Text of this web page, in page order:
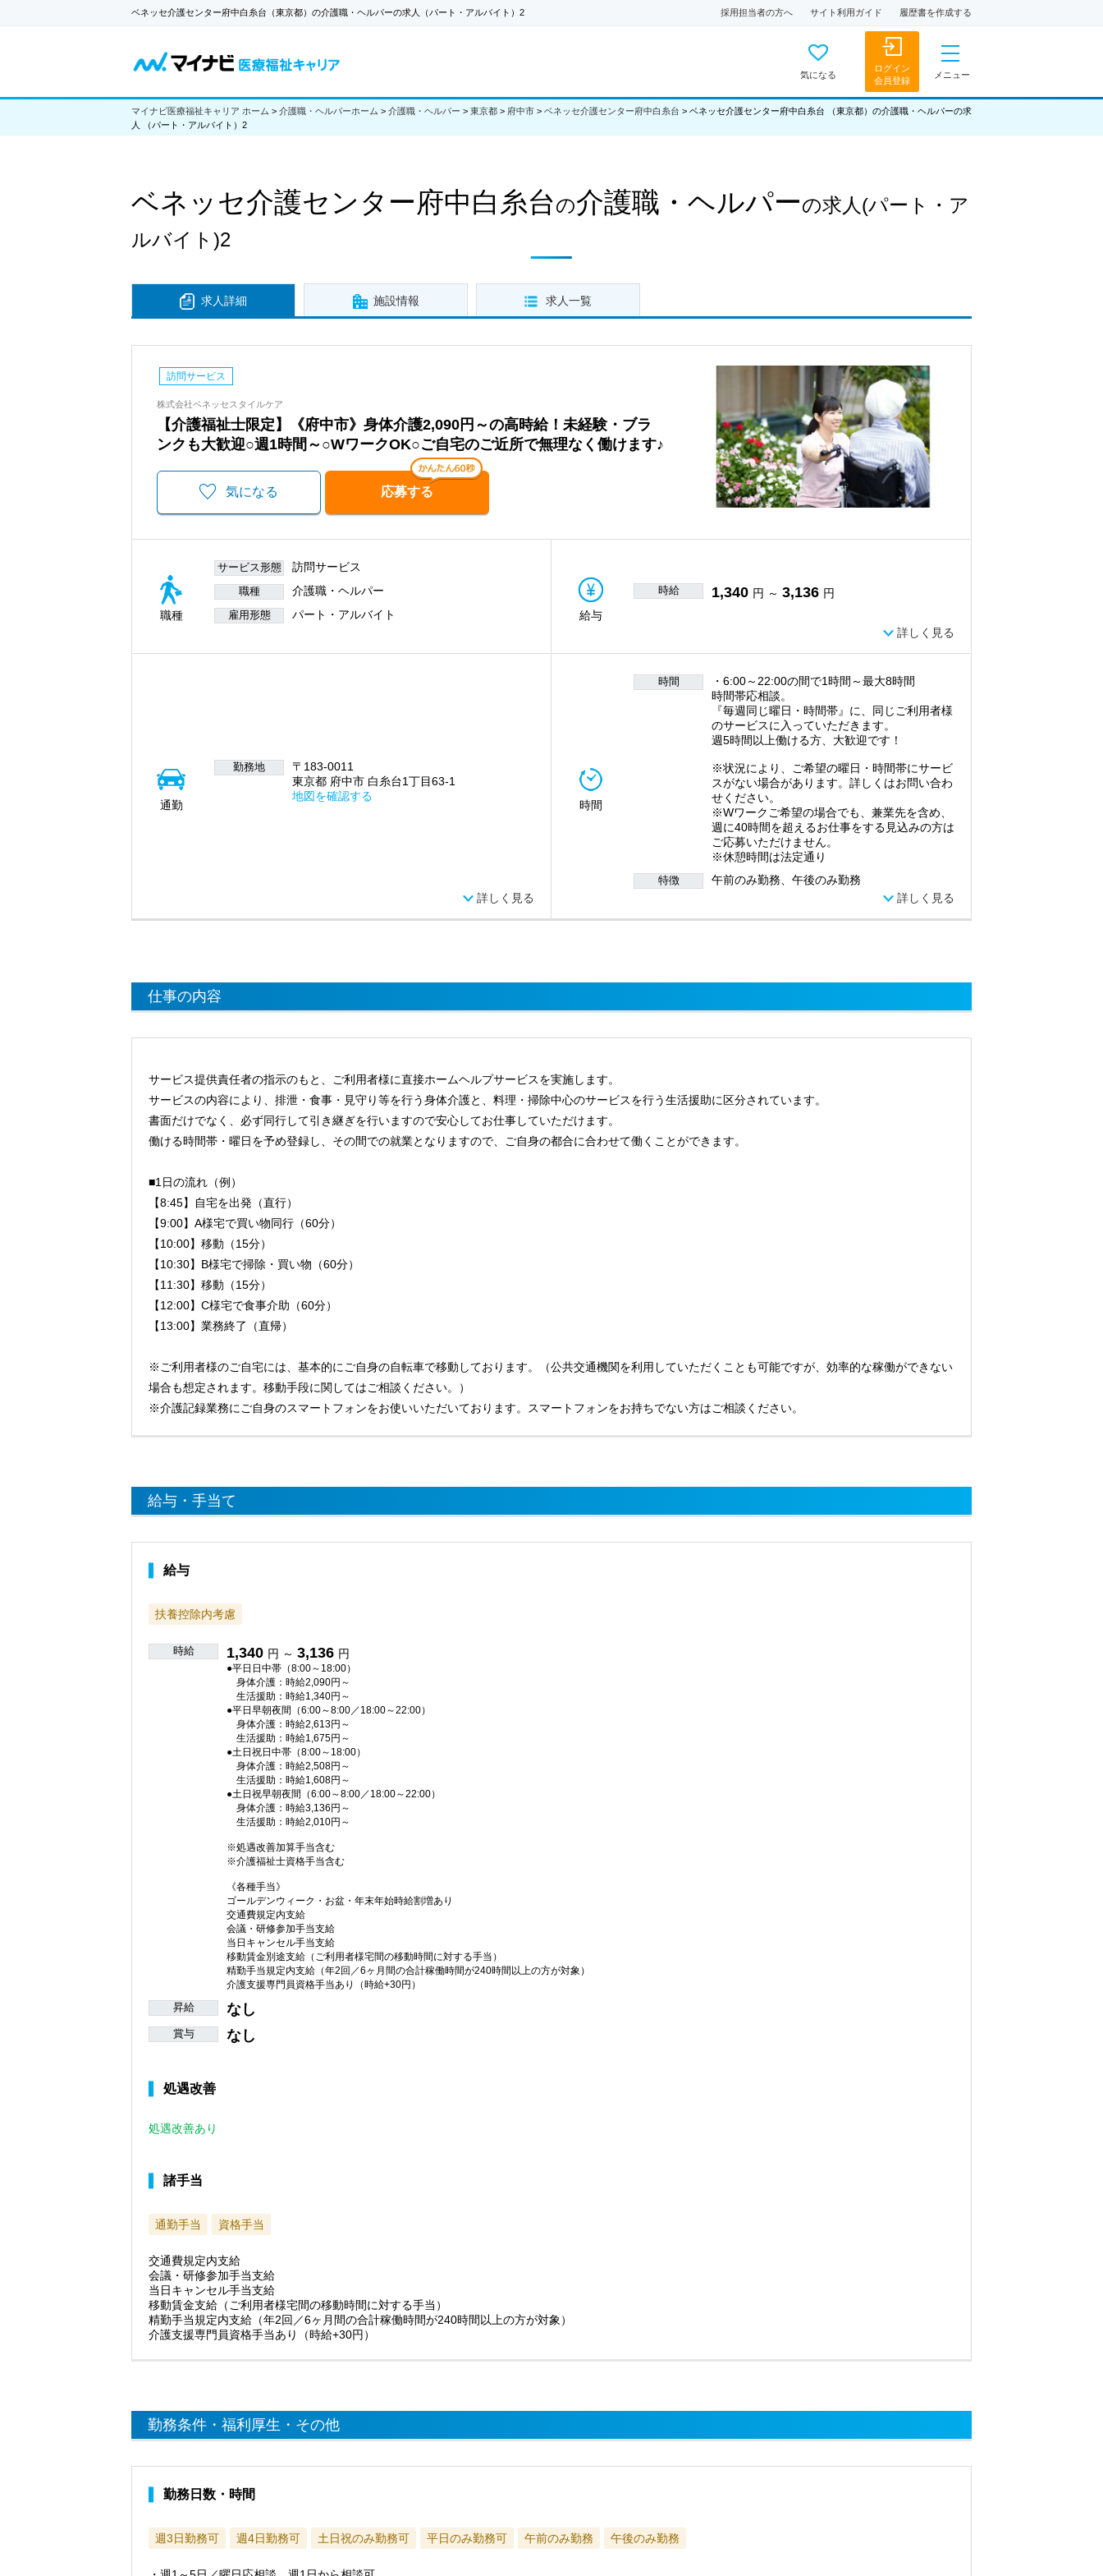
ベネッセ介護センター府中白糸台（東京都）の介護職・ヘルパーの求人（パート・アルバイト）2 採用担当者の方へ サイト利用ガイド 履歴書を作成する
気になる
ログイン
会員登録
メニュー
マイナビ医療福祉キャリア ホーム > 介護職・ヘルパーホーム > 介護職・ヘルパー > 東京都 > 府中市 > ベネッセ介護センター府中白糸台 > ベネッセ介護センター府中白糸台 （東京都）の介護職・ヘルパーの求
人 （パート・アルバイト）2
ベネッセ介護センター府中白糸台の介護職・ヘルパーの求人 (パート・ア
ルバイト)2
求人詳細 施設情報 求人一覧
訪問サービス
株式会社ベネッセスタイルケア
【介護福祉士限定】《府中市》身体介護2,090円～の高時給！未経験・ブラ
ンクも大歓迎○週1時間～○WワークOK○ご自宅のご近所で無理なく働けます♪
気になる 応募する
職種
サービス形態 訪問サービス
職種 介護職・ヘルパー
雇用形態 パート・アルバイト 給与
時給 1,340 円 ～ 3,136 円
詳しく見る
通勤
勤務地
〒183-0011
東京都 府中市 白糸台1丁目63-1
地図を確認する
詳しく見る
時間
時間
・6:00～22:00の間で1時間～最大8時間
時間帯応相談。
『毎週同じ曜日・時間帯』に、同じご利用者様
のサービスに入っていただきます。
週5時間以上働ける方、大歓迎です！
※状況により、ご希望の曜日・時間帯にサービ
スがない場合があります。詳しくはお問い合わ
せください。
※Wワークご希望の場合でも、兼業先を含め、
週に40時間を超えるお仕事をする見込みの方は
ご応募いただけません。
※休憩時間は法定通り
特徴 午前のみ勤務、午後のみ勤務
詳しく見る
仕事の内容
サービス提供責任者の指示のもと、ご利用者様に直接ホームヘルプサービスを実施します。
サービスの内容により、排泄・食事・見守り等を行う身体介護と、料理・掃除中心のサービスを行う生活援助に区分されています。
書面だけでなく、必ず同行して引き継ぎを行いますので安心してお仕事していただけます。
働ける時間帯・曜日を予め登録し、その間での就業となりますので、ご自身の都合に合わせて働くことができます。
■1日の流れ（例）
【8:45】自宅を出発（直行）
【9:00】A様宅で買い物同行（60分）
【10:00】移動（15分）
【10:30】B様宅で掃除・買い物（60分）
【11:30】移動（15分）
【12:00】C様宅で食事介助（60分）
【13:00】業務終了（直帰）
※ご利用者様のご自宅には、基本的にご自身の自転車で移動しております。（公共交通機関を利用していただくことも可能ですが、効率的な稼働ができない
場合も想定されます。移動手段に関してはご相談ください。）
※介護記録業務にご自身のスマートフォンをお使いいただいております。スマートフォンをお持ちでない方はご相談ください。
給与・手当て
給与
扶養控除内考慮
時給 1,340 円 ～ 3,136 円
●平日日中帯（8:00～18:00）
身体介護：時給2,090円～
生活援助：時給1,340円～
●平日早朝夜間（6:00～8:00／18:00～22:00）
身体介護：時給2,613円～
生活援助：時給1,675円～
●土日祝日中帯（8:00～18:00）
身体介護：時給2,508円～
生活援助：時給1,608円～
●土日祝早朝夜間（6:00～8:00／18:00～22:00）
身体介護：時給3,136円～
生活援助：時給2,010円～
※処遇改善加算手当含む
※介護福祉士資格手当含む
《各種手当》
ゴールデンウィーク・お盆・年末年始時給割増あり
交通費規定内支給
会議・研修参加手当支給
当日キャンセル手当支給
移動賃金別途支給（ご利用者様宅間の移動時間に対する手当）
精勤手当規定内支給（年2回／6ヶ月間の合計稼働時間が240時間以上の方が対象）
介護支援専門員資格手当あり（時給+30円）
昇給 なし
賞与 なし
処遇改善
処遇改善あり
諸手当
通勤手当 資格手当
交通費規定内支給
会議・研修参加手当支給
当日キャンセル手当支給
移動賃金支給（ご利用者様宅間の移動時間に対する手当）
精勤手当規定内支給（年2回／6ヶ月間の合計稼働時間が240時間以上の方が対象）
介護支援専門員資格手当あり（時給+30円）
勤務条件・福利厚生・その他
勤務日数・時間
週3日勤務可 週4日勤務可 土日祝のみ勤務可 平日のみ勤務可 午前のみ勤務 午後のみ勤務